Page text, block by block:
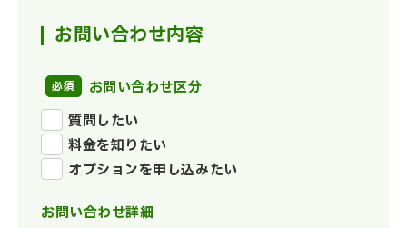
お問い合わせ内容
お問い合わせ区分
質問したい
料金を知りたい
オプションを申し込みたい
お問い合わせ詳細